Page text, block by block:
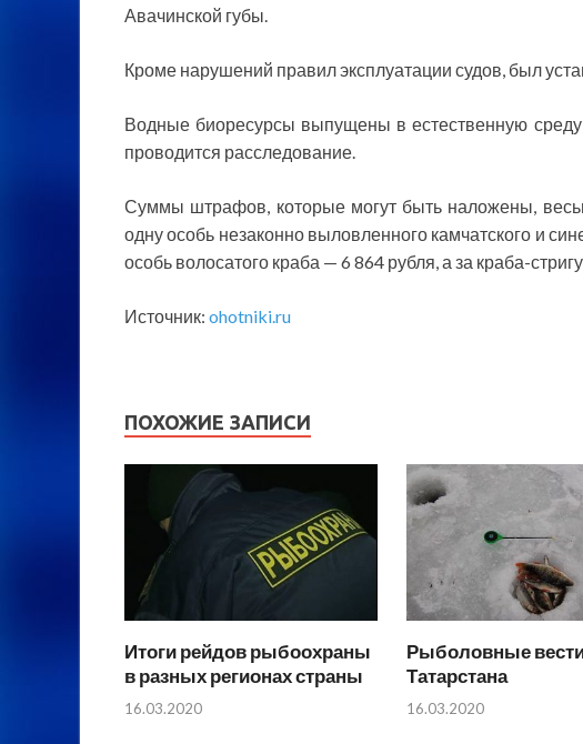
Авачинской губы.
Кроме нарушений правил эксплуатации судов, был
Водные биоресурсы выпущены в естественную
проводится расследование.
Суммы штрафов, которые могут быть наложены,
одну особь незаконно выловленного камчатского и
особь волосатого краба — 6 864 рубля, а за краба-
Источник: ohotniki.ru
ПОХОЖИЕ ЗАПИСИ
Итоги рейдов рыбоохраны
в разных регионах страны
16.03.2020
Рыболовные
Татарстана
16.03.2020